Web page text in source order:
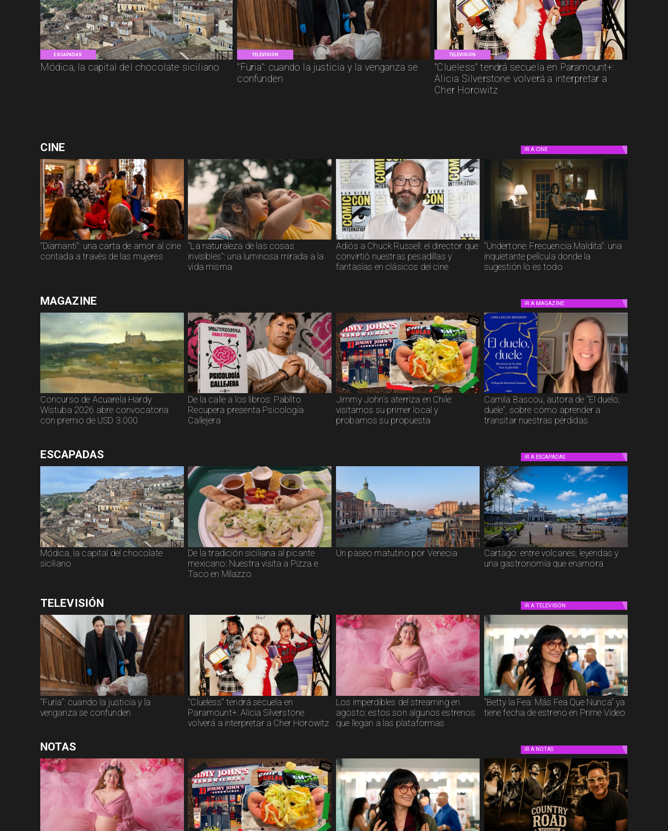
ESCAPADAS
Módica, la capital del chocolate siciliano
TELEVISIÓN
"Furia": cuando la justicia y la venganza se
confunden
TELEVISIÓN
"Clueless" tendrá secuela en Paramount+:
Alicia Silverstone volverá a interpretar a
Cher Horowitz
CINE IR A CINE
"Diamanti": una carta de amor al cine
contada a través de las mujeres
"La naturaleza de las cosas
invisibles": una luminosa mirada a la
vida misma
Adiós a Chuck Russell: el director que
convirtió nuestras pesadillas y
fantasías en clásicos del cine
"Undertone: Frecuencia Maldita": una
inquietante película donde la
sugestión lo es todo
MAGAZINE IR A MAGAZINE
Concurso de Acuarela Hardy
Wistuba 2026 abre convocatoria
con premio de USD 3.000
De la calle a los libros: Pablito
Recupera presenta Psicología
Callejera
Jimmy John’s aterriza en Chile:
visitamos su primer local y
probamos su propuesta
Camila Bascou, autora de "El duelo,
duele", sobre cómo aprender a
transitar nuestras pérdidas
ESCAPADAS IR A ESCAPADAS
Módica, la capital del chocolate
siciliano
De la tradición siciliana al picante
mexicano: Nuestra visita a Pizza e
Taco en Milazzo
Un paseo matutino por Venecia
Cartago: entre volcanes, leyendas y
una gastronomía que enamora
TELEVISIÓN IR A TELEVISIÓN
"Furia": cuando la justicia y la
venganza se confunden
"Clueless" tendrá secuela en
Paramount+: Alicia Silverstone
volverá a interpretar a Cher Horowitz
Los imperdibles del streaming en
agosto: estos son algunos estrenos
que llegan a las plataformas
"Betty la Fea: Más Fea Que Nunca" ya
tiene fecha de estreno en Prime Video
NOTAS IR A NOTAS